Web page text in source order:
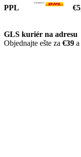
PPL
GLS kuriér na adresu
Objednajte ešte za €39